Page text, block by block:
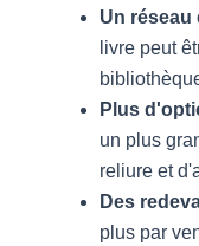
Un
livre peut
Plus
un plus
reliure et
Des
plus par